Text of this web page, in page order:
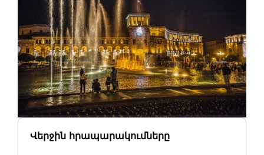
Վերջին հրապարակումները